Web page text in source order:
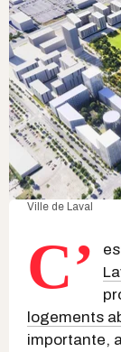
Ville de Laval
C’
logements
importante,